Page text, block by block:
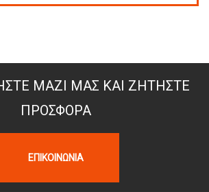
ΜΑΖΊ ΜΑΣ ΚΑΙ ΖΗΤΉΣΤΕ
ΠΡΟΣΦΟΡΆ
ΕΠΙΚΟΙΝΩΝΊΑ